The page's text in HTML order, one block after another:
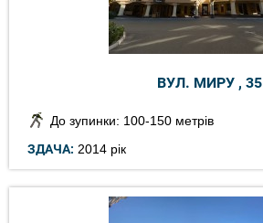
ВУЛ. МИРУ , 35
До зупинки: 100-150 метрів
ЗДАЧА: 2014 рік